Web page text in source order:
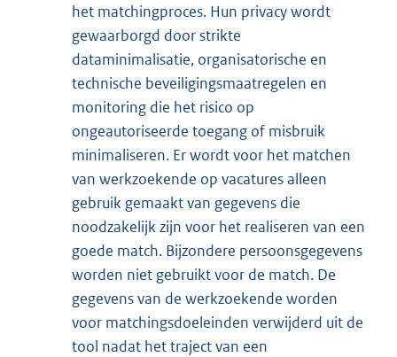
het matchingproces. Hun privacy wordt
gewaarborgd door strikte
dataminimalisatie, organisatorische en
technische beveiligingsmaatregelen en
monitoring die het risico op
ongeautoriseerde toegang of misbruik
minimaliseren. Er wordt voor het matchen
van werkzoekende op vacatures alleen
gebruik gemaakt van gegevens die
noodzakelijk zijn voor het realiseren van een
goede match. Bijzondere persoonsgegevens
worden niet gebruikt voor de match. De
gegevens van de werkzoekende worden
voor matchingsdoeleinden verwijderd uit de
tool nadat het traject van een